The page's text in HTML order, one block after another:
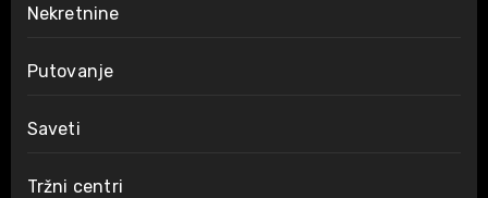
Nekretnine
Putovanje
Saveti
Tržni centri